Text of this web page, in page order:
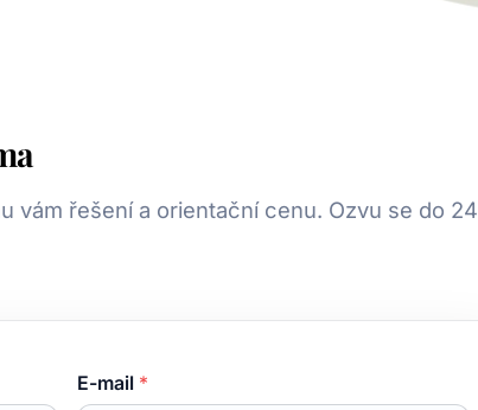
vám řešení a orientační cenu. Ozvu se do 24
E-mail *